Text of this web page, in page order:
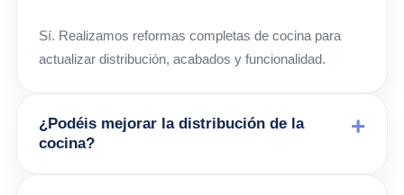
Sí. Realizamos reformas completas de cocina para
actualizar distribución, acabados y funcionalidad.
¿Podéis mejorar la distribución de la
cocina?